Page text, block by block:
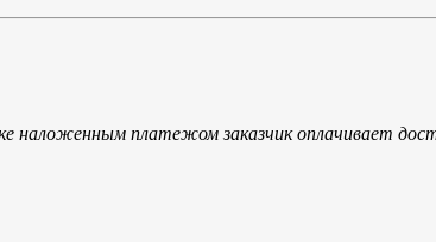
платежом заказчик оплачивает